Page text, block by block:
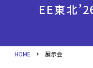
EE東北
HOME 展示会